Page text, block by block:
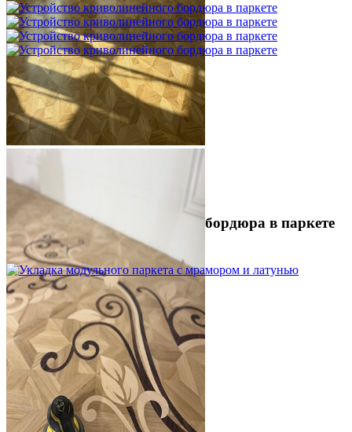
Устройство криволинейного бордюра в паркете
2 500 ₽